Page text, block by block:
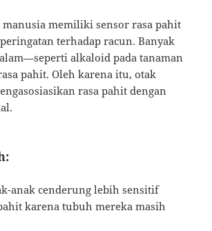
manusia memiliki sensor rasa pahit
terhadap racun. Banyak
alkaloid pada tanaman
pahit. Oleh karena itu, otak
rasa pahit dengan
anak cenderung lebih sensitif
karena tubuh mereka masih